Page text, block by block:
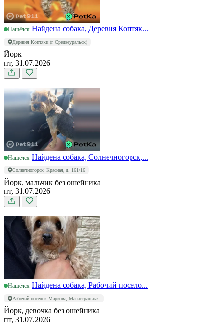
Нашёлся Найдена собака, Деревня Коптяк...
Деревня Коптяки (г Среднеуральск)
Йорк
пт, 31.07.2026
Нашёлся Найдена собака, Солнечногорск,...
Солнечногорск, Красная, д. 161/16
Йорк, мальчик без ошейника
пт, 31.07.2026
Нашёлся Найдена собака, Рабочий посело...
Рабочий поселок Маркова, Магистральная
Йорк, девочка без ошейника
пт, 31.07.2026